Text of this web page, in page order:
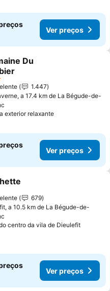
Ver preços
aos favoritos
Du
1.447
a 17.4 km de La Bégude-de-
exterior relaxanteVer preços
Ver preços
aos favoritos
679
a 10.5 km de La Bégude-de-
centro da vila de DieulefitVer
Ver preços